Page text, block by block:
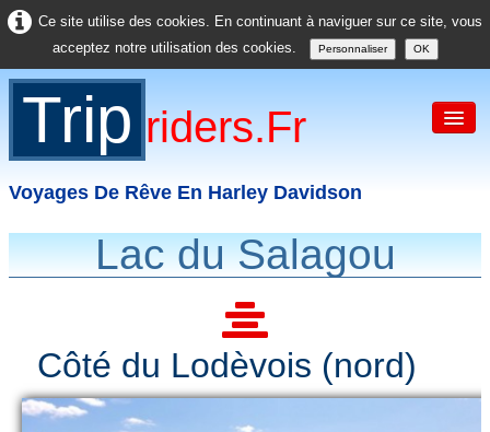
Ce site utilise des cookies. En continuant à naviguer sur ce site, vous
acceptez notre utilisation des cookies.
Personnaliser OK
Trip Riders.fr
Voyages De Rêve En Harley Davidson
USA
Asie
Lac du Salagou
Côté du Lodèvois (nord)